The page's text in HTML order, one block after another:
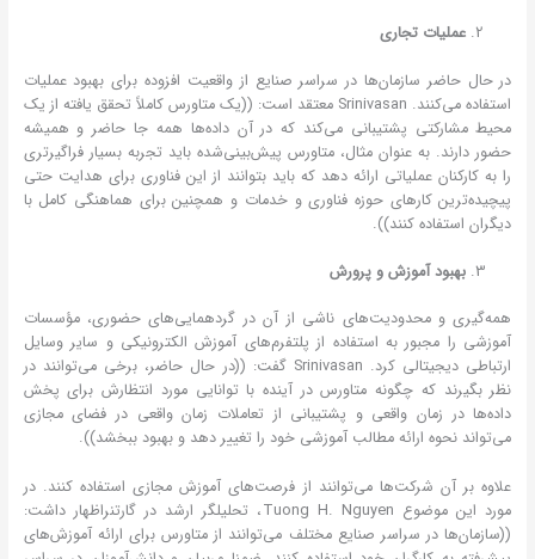
عملیات تجاری
در حال حاضر سازمان‌ها در سراسر صنایع از واقعیت افزوده برای بهبود عملیات
استفاده می‌کنند. Srinivasan معتقد است: ((یک متاورس کاملاً تحقق یافته از یک
محیط مشارکتی پشتیبانی می‌کند که در آن داده‌ها همه جا حاضر و همیشه
حضور دارند. به عنوان مثال، متاورس پیش‌بینی‌شده باید تجربه بسیار فراگیرتری
را به کارکنان عملیاتی ارائه دهد که باید بتوانند از این فناوری برای هدایت حتی
پیچیده‌ترین کارهای حوزه فناوری و خدمات و همچنین برای هماهنگی کامل‌ با
دیگران استفاده کنند)).
بهبود آموزش و پرورش
همه‌گیری و محدودیت‌های ناشی از آن در گردهمایی‌های حضوری، مؤسسات
آموزشی را مجبور به استفاده از پلتفرم‌های آموزش الکترونیکی و سایر وسایل
ارتباطی دیجیتالی کرد. Srinivasan گفت: ((در حال حاضر، برخی می‌توانند در
نظر بگیرند که چگونه متاورس در آینده با توانایی مورد انتظارش برای پخش
داده‌ها در زمان واقعی و پشتیبانی از تعاملات زمان واقعی در فضای مجازی
می‌تواند نحوه ارائه مطالب آموزشی خود را تغییر دهد و بهبود ببخشد)).
علاوه بر آن شرکت‌ها می‌توانند از فرصت‌های آموزش مجازی استفاده کنند. در
مورد این موضوع Tuong H. Nguyen، تحلیلگر ارشد در گارتنراظهار داشت:
((سازمان‌ها در سراسر صنایع مختلف می‌توانند از متاورس برای ارائه آموزش‌های